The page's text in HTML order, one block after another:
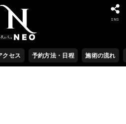
クセス 予約方法・日程 施術の流れ
SNS